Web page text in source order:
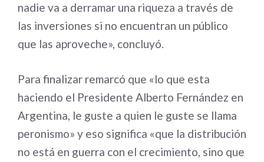
nadie va a derramar una riqueza a través de
las inversiones si no encuentran un público
que las aproveche», concluyó.
Para finalizar remarcó que «lo que esta
haciendo el Presidente Alberto Fernández en
Argentina, le guste a quien le guste se llama
peronismo» y eso significa «que la distribución
no está en guerra con el crecimiento, sino que